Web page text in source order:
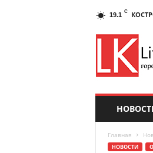
19.1 C
Главная
НОВОСТИ